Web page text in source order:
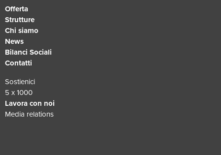
Offerta
Strutture
Chi siamo
News
Bilanci Sociali
Contatti
Sostienici
5 x 1000
Lavora con noi
Media relations